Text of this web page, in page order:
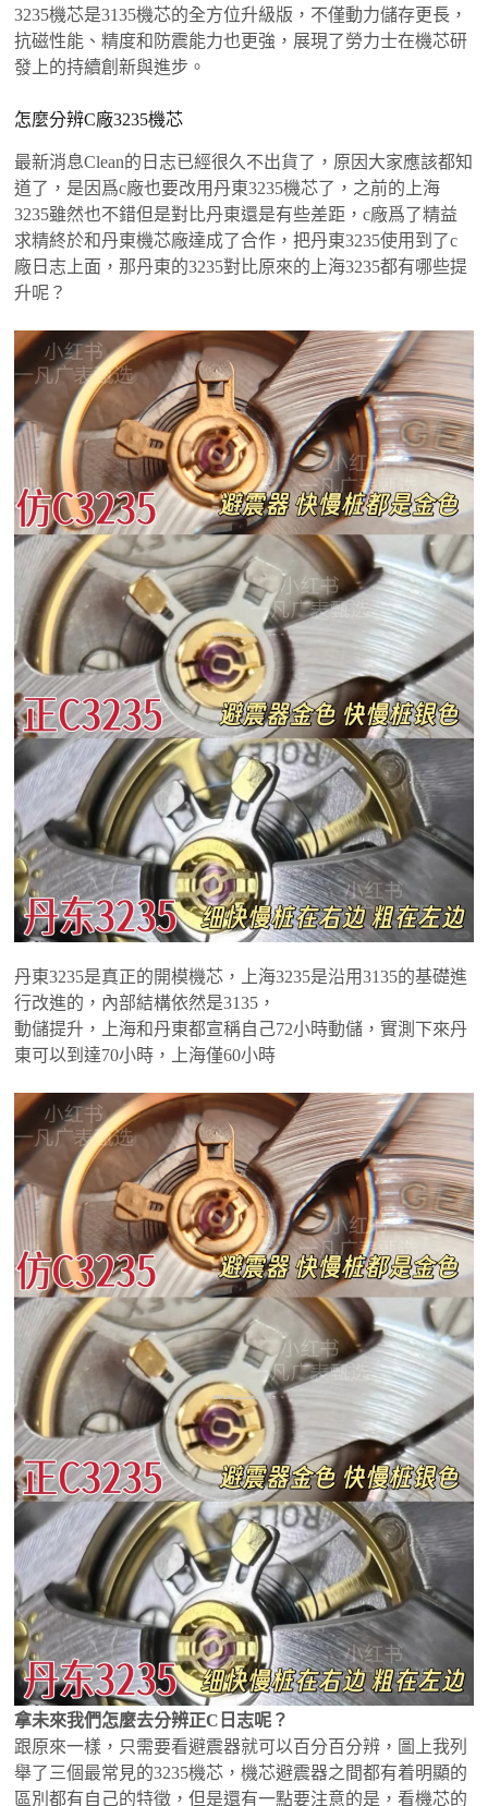
3235機芯是3135機芯的全方位升級版，不僅動力儲存更長，
抗磁性能、精度和防震能力也更強，展現了勞力士在機芯研
發上的持續創新與進步。
怎麼分辨C廠3235機芯
最新消息Clean的日志已經很久不出貨了，原因大家應該都知
道了，是因爲c廠也要改用丹東3235機芯了，之前的上海
3235雖然也不錯但是對比丹東還是有些差距，c廠爲了精益
求精終於和丹東機芯廠達成了合作，把丹東3235使用到了c
廠日志上面，那丹東的3235對比原來的上海3235都有哪些提
升呢？
丹東3235是真正的開模機芯，上海3235是沿用3135的基礎進
行改進的，內部結構依然是3135，
動儲提升，上海和丹東都宣稱自己72小時動儲，實測下來丹
東可以到達70小時，上海僅60小時
拿未來我們怎麼去分辨正C日志呢？
跟原來一樣，只需要看避震器就可以百分百分辨，圖上我列
舉了三個最常見的3235機芯，機芯避震器之間都有着明顯的
區別都有自己的特徵，但是還有一點要注意的是，看機芯的